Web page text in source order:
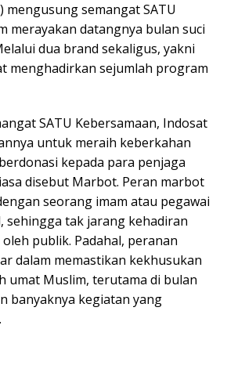
mengusung semangat SATU
merayakan datangnya bulan suci
dua brand sekaligus, yakni
menghadirkan sejumlah program
SATU Kebersamaan, Indosat
untuk meraih keberkahan
kepada para penjaga
disebut Marbot. Peran marbot
seorang imam atau pegawai
sehingga tak jarang kehadiran
publik. Padahal, peranan
dalam memastikan kekhusukan
umat Muslim, terutama di bulan
banyaknya kegiatan yang